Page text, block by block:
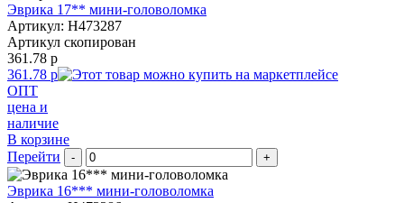
Эврика 17** мини-головоломка
Артикул: H473287
Артикул скопирован
361.78 р
361.78 р
ОПТ
цена и
наличие
В корзине
Перейти
- +
Эврика 16*** мини-головоломка